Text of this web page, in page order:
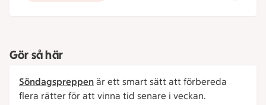
Gör så här
Söndagspreppen är ett smart sätt att förbereda
flera rätter för att vinna tid senare i veckan.